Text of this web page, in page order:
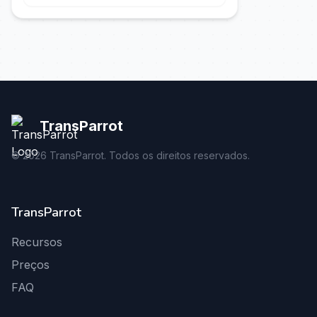
TransParrot
©2026 TransParrot. Todos os direitos reservados.
TransParrot
Recursos
Preços
FAQ